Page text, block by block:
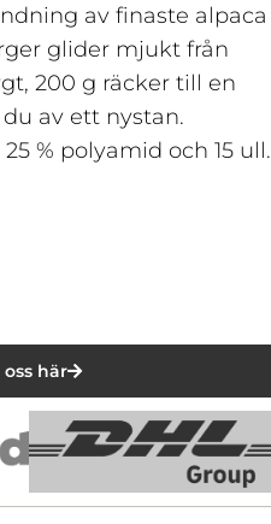
av finaste alpaca
glider mjukt från
200 g räcker till en
av ett nystan.
% polyamid och 15 ull.
här